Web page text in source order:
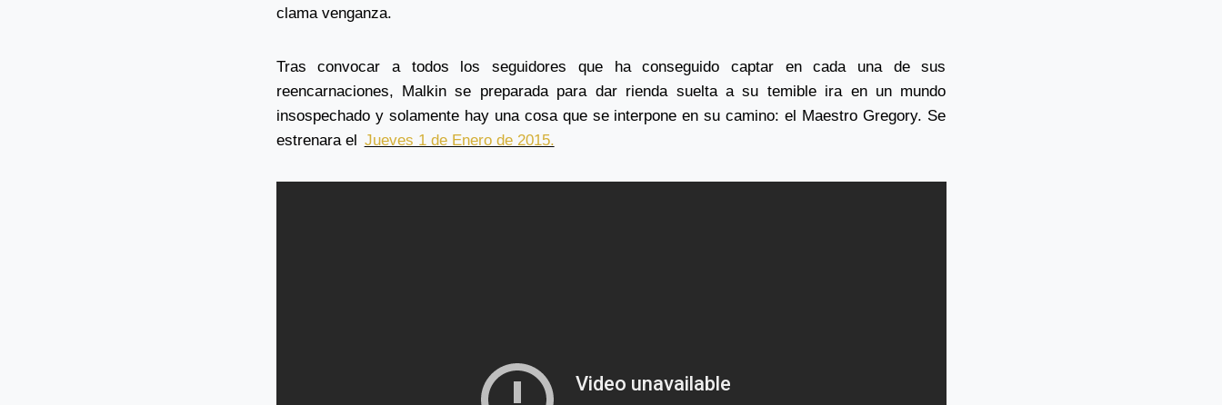
clama venganza.
Tras convocar a todos los seguidores que ha conseguido captar en cada una de sus
reencarnaciones, Malkin se preparada para dar rienda suelta a su temible ira en un mundo
insospechado y solamente hay una cosa que se interpone en su camino: el Maestro Gregory. Se
estrenara el
Jueves 1 de Enero de 2015.